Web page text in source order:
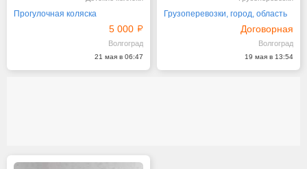
Прогулочная коляска
5 000
Волгоград
21 мая в 06:47
Грузоперевозки, город, область
Договорная
Волгоград
19 мая в 13:54